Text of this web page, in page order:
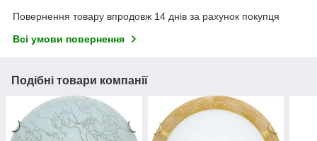
Повернення товару впродовж 14 днів за рахунок покупця
Всі умови повернення
Подібні товари компанії